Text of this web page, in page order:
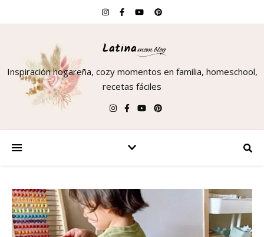
Inspiración hogareña, cozy momentos en familia, homeschool,
recetas fáciles